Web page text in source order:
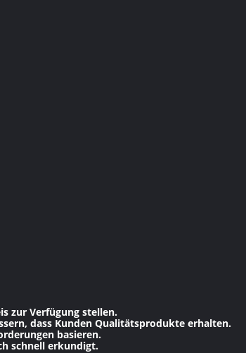
zur Verfügung stellen.
dass Kunden Qualitätsprodukte erhalten.
basieren.
schnell erkundigt.